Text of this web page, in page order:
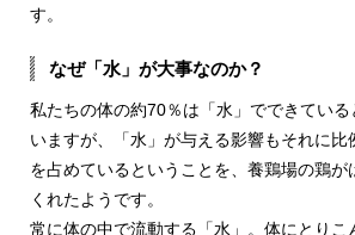
す。
なぜ「水」が大事なのか？
私たちの体の約70％は「水」でできてい
いますが、「水」が与える影響もそれに比
を占めているということを、養鶏場の鶏が
くれたようです。
常に体の中で流動する「水」。体にとりこ